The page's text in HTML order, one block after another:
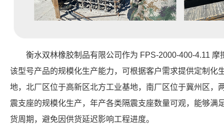
衡水双林橡胶制品有限公司作为 FPS-2000-400-4.11
该型号产品的规模化生产能力，可根据客户需求提供定制化
地，北厂区位于高新区北方工业基地，南厂区位于冀州区，
震支座的规模化生产，年产各类隔震支座数量可观，能够满
货周期，避免因供货延迟影响工程进度。